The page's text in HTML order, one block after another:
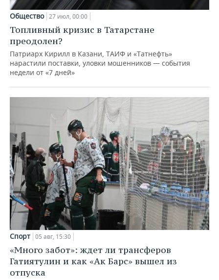
Общество 27 июл, 00:00
Топливный кризис в Татарстане
преодолен?
Патриарх Кирилл в Казани, ТАИФ и «Татнефть»
нарастили поставки, уловки мошенников — события
недели от «7 дней»
Спорт 05 авг, 15:30
«Много забот»: ждет ли трансферов
Гатиятулин и как «Ак Барс» вышел из
отпуска